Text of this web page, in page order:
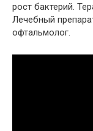
рост бактерий.
Лечебный
офтальмолог.